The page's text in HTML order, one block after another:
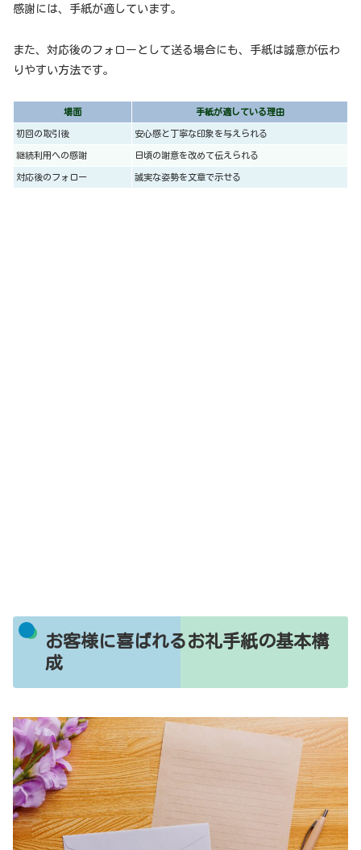
感謝には、手紙が適しています。
また、対応後のフォローとして送る場合にも、手紙は誠意が伝わ
りやすい方法です。
場面 手紙が適している理由
初回の取引後 安心感と丁寧な印象を与えられる
継続利用への感謝 日頃の謝意を改めて伝えられる
対応後のフォロー 誠実な姿勢を文章で示せる
お客様に喜ばれるお礼手紙の基本構
成